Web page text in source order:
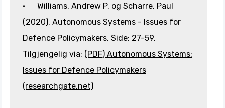
· Williams, Andrew P. og Scharre, Paul
(2020). Autonomous Systems - Issues for
Defence Policymakers. Side: 27-59.
Tilgjengelig via: (PDF) Autonomous Systems:
Issues for Defence Policymakers
(researchgate.net)